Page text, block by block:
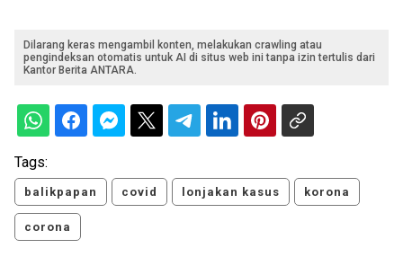
Dilarang keras mengambil konten, melakukan crawling atau
pengindeksan otomatis untuk AI di situs web ini tanpa izin tertulis dari
Kantor Berita ANTARA.
Tags:
balikpapan covid lonjakan kasus korona
corona